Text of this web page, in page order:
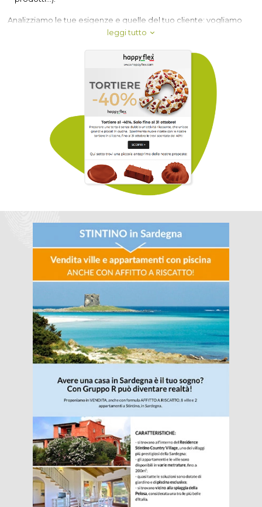
Analizziamo le tue esigenze e quelle del tuo cliente: vogliamo
che il tuo messaggio sia efficace, chiaro e sappia destare
Affidarsi a specialisti del settore è sempre la scelta vincente.
Conosciamo il nostro lavoro e ti faremo avere i risultati che ti
leggi tutto